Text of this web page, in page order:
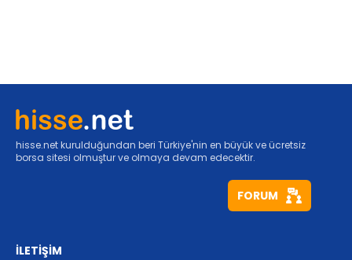
hisse.net kurulduğundan beri Türkiye'nin en büyük ve ücretsiz
borsa sitesi olmuştur ve olmaya devam edecektir.
FORUM
İLETİŞİM